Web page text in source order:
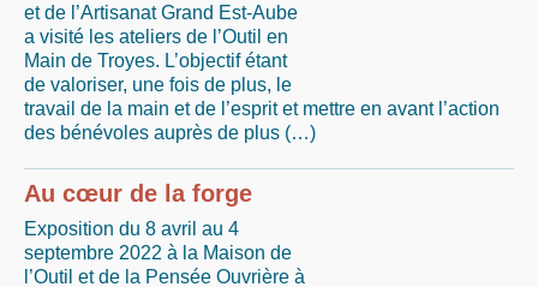
et de l’Artisanat Grand Est-Aube
a visité les ateliers de l’Outil en
Main de Troyes. L’objectif étant
de valoriser, une fois de plus, le
travail de la main et de l’esprit et mettre en avant l’action
des bénévoles auprès de plus (…)
Au cœur de la forge
Exposition du 8 avril au 4
septembre 2022 à la Maison de
l’Outil et de la Pensée Ouvrière à